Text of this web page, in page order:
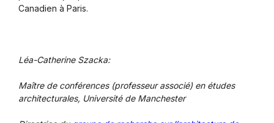
Canadien à Paris.
Léa-Catherine Szacka:
Maître de conférences (professeur associé) en études
architecturales, Université de Manchester